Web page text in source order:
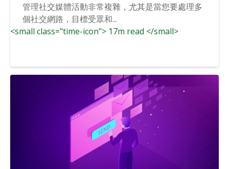
管理社交媒體活動非常複雜，尤其是當您要處理多
個社交網路，目標受眾和...
<small class="time-icon"> 17m read </small>